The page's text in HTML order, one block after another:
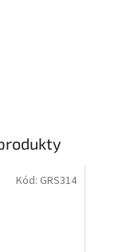
Kód: GRS314